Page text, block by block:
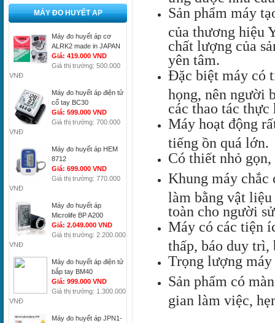
MÁY ĐO HUYẾT AP
Máy đo huyết áp cơ
ALRK2 made in JAPAN
Giá: 419.000 VND
Giá thị trường: 500.000
VNĐ
Máy đo huyết áp điện tử
cổ tay BC30
Giá: 599.000 VND
Giá thị trường: 700.000
VNĐ
Máy đo huyết áp HEM
8712
Giá: 699.000 VND
Giá thị trường: 770.000
VNĐ
Máy đo huyết áp
Microlife BP A200
Giá: 2.049.000 VND
Giá thị trường: 2.200.000
VNĐ
Máy đo huyết áp điện tử
bắp tay BM40
Giá: 999.000 VND
Giá thị trường: 1.300.000
VNĐ
Máy đo huyết áp JPN1-
Sản phẩm máy
của thương hiệu
chất lượng của
yên tâm.
Đặc biệt máy có
họng, nên người
các thao tác thực
Máy hoạt động
tiếng ồn quá lớn.
Có thiết nhỏ
Khung máy chắc
làm bằng vật liệu
toàn cho người
Máy có các tiện
thấp, báo duy
Trọng lượng
Sản phẩm có
gian làm việc,